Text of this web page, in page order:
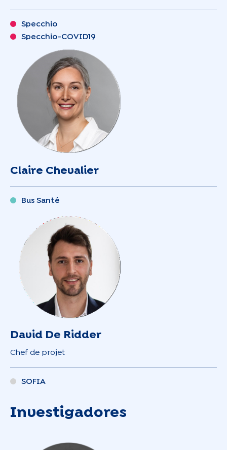
Specchio
Specchio-COVID19
Claire Chevalier
Bus Santé
David De Ridder
Chef de projet
SOFIA
Investigadores